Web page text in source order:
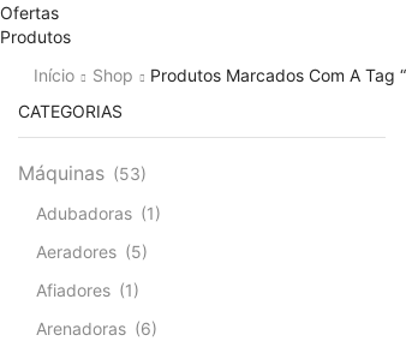
Ofertas
Produtos
Início Shop Produtos Marcados Com A Tag
CATEGORIAS
Máquinas (53)
Adubadoras (1)
Aeradores (5)
Afiadores (1)
Arenadoras (6)